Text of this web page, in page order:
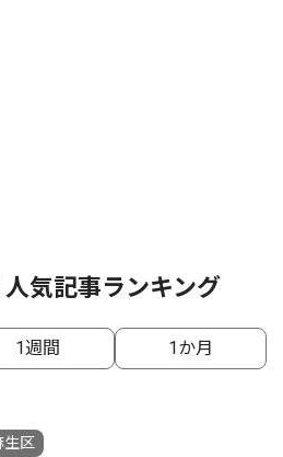
気記事ランキング
1週間 1か月
生区